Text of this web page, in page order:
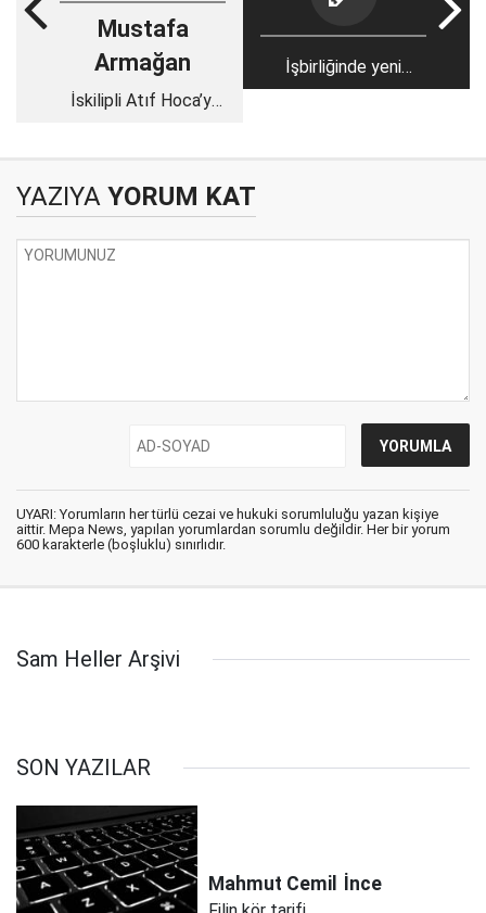
Mustafa
Armağan
İskilipli Atıf Hoca’yı
İşbirliğinde yeni
boyut: İsrail Mısır'da
YAZIYA YORUM KAT
UYARI: Yorumların her türlü cezai ve hukuki sorumluluğu yazan kişiye
aittir. Mepa News, yapılan yorumlardan sorumlu değildir. Her bir yorum
600 karakterle (boşluklu) sınırlıdır.
Sam Heller Arşivi
SON YAZILAR
Mahmut Cemil İnce